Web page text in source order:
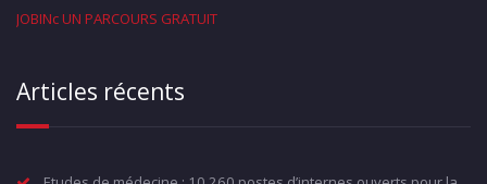
JOBINc UN PARCOURS GRATUIT
Articles récents